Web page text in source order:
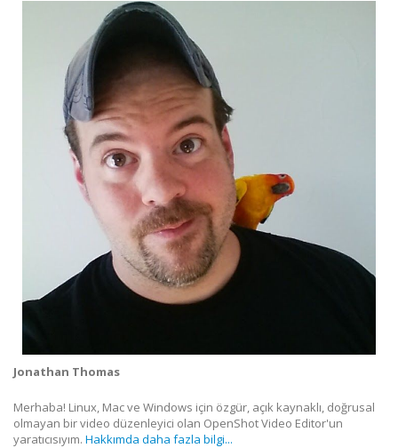
Jonathan Thomas
Merhaba! Linux, Mac ve Windows için özgür, açık kaynaklı, doğrusal
olmayan bir video düzenleyici olan OpenShot Video Editor'un
yaratıcısıyım. Hakkımda daha fazla bilgi...